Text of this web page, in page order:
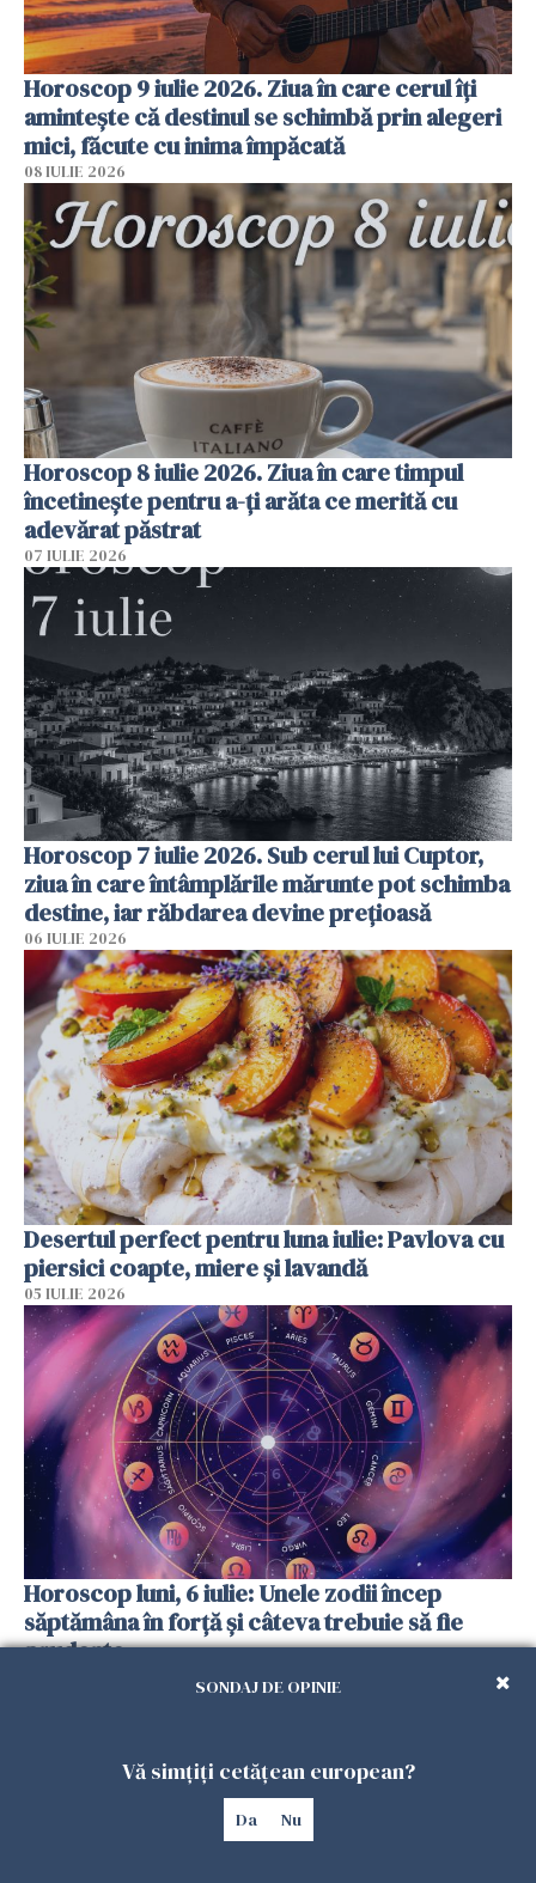
Horoscop 9 iulie 2026. Ziua în care cerul îți
amintește că destinul se schimbă prin alegeri
mici, făcute cu inima împăcată
08 IULIE 2026
Horoscop 8 iulie 2026. Ziua în care timpul
încetinește pentru a-ți arăta ce merită cu
adevărat păstrat
07 IULIE 2026
Horoscop 7 iulie 2026. Sub cerul lui Cuptor,
ziua în care întâmplările mărunte pot schimba
destine, iar răbdarea devine prețioasă
06 IULIE 2026
Desertul perfect pentru luna iulie: Pavlova cu
piersici coapte, miere și lavandă
05 IULIE 2026
Horoscop luni, 6 iulie: Unele zodii încep
săptămâna în forță și câteva trebuie să fie
prudente
SONDAJ DE OPINIE
Vă simțiți cetățean european?
Da Nu